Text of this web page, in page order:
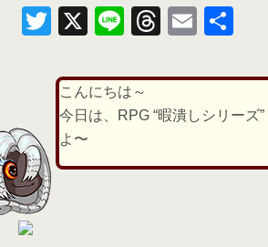
T
itt
er
X Li
e
T
re
a
s
E
ai
l
こんにちは～
今日は、RPG “暇潰しシリーズ
よ〜